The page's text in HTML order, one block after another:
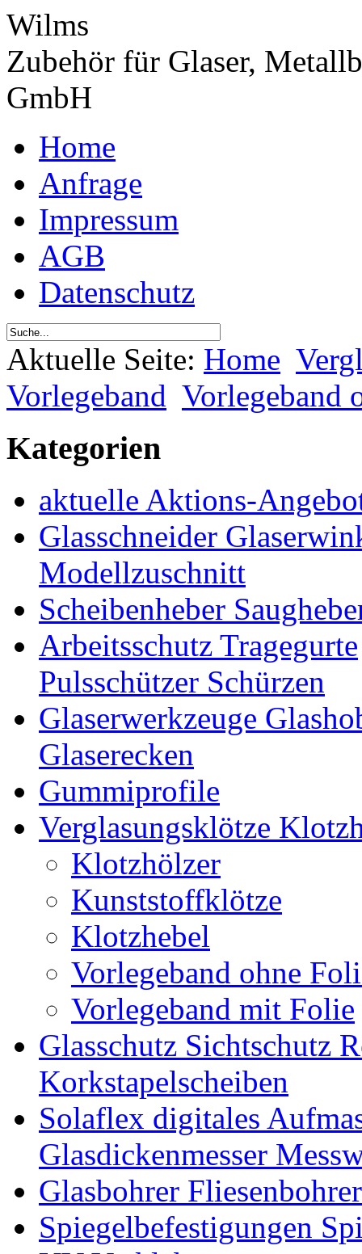
Wilms
Zubehör für Glaser,
GmbH
Home
Anfrage
Impressum
AGB
Datenschutz
Aktuelle Seite: Home
Vorlegeband Vorlegeband
Kategorien
aktuelle Aktions-
Glasschneider
Modellzuschnitt
Scheibenheber
Arbeitsschutz Tragegurte
Pulsschützer Schürzen
Glaserwerkzeuge
Glaserecken
Gummiprofile
Verglasungsklötze
Klotzhölzer
Kunststoffklötze
Klotzhebel
Vorlegeband ohne
Vorlegeband mit Folie
Glasschutz Sichtschutz
Korkstapelscheiben
Solaflex digitales
Glasdickenmesser
Glasbohrer
Spiegelbefestigungen